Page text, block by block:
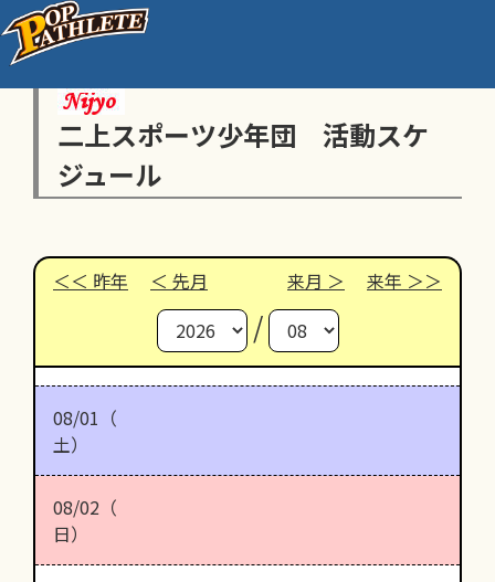
二上スポーツ少年団 活動スケ
ジュール
昨年 先月 来月 来年
/
08/01（
土）
08/02（
日）